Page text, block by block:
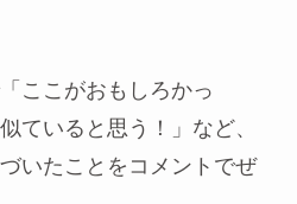
ここがおもしろかっ
ていると思う！」など、
いたことをコメントでぜ